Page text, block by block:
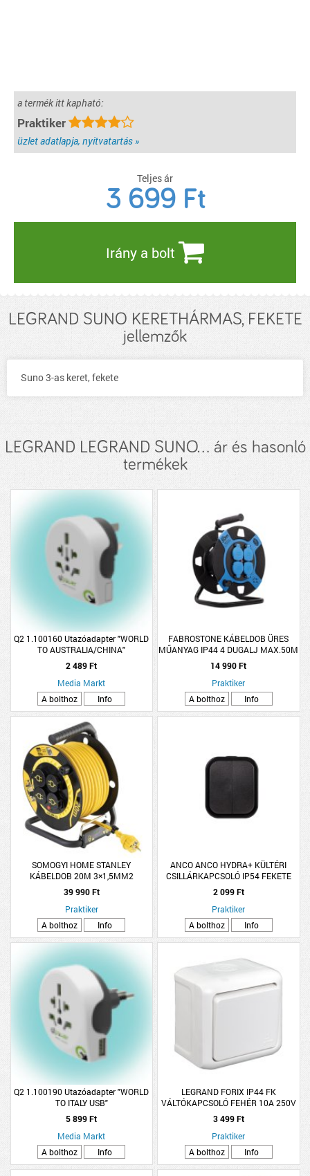
a termék itt kapható:
Praktiker
üzlet adatlapja, nyitvatartás »
Teljes ár
3 699 Ft
Irány a bolt
LEGRAND SUNO KERETHÁRMAS, FEKETE
jellemzők
Suno 3-as keret, fekete
LEGRAND LEGRAND SUNO... ár és hasonló
termékek
Q2 1.100160 Utazóadapter "WORLD
TO AUSTRALIA/CHINA"
2 489 Ft
Media Markt
A bolthoz
Info
FABROSTONE KÁBELDOB ÜRES
MŰANYAG IP44 4 DUGALJ MAX.50M
KÁBELHEZ (303799)
14 990 Ft
Praktiker
A bolthoz
Info
SOMOGYI HOME STANLEY
KÁBELDOB 20M 3×1,5MM2
39 990 Ft
Praktiker
A bolthoz
Info
ANCO ANCO HYDRA+ KÜLTÉRI
CSILLÁRKAPCSOLÓ IP54 FEKETE
2 099 Ft
Praktiker
A bolthoz
Info
Q2 1.100190 Utazóadapter "WORLD
TO ITALY USB"
5 899 Ft
Media Markt
A bolthoz
Info
LEGRAND FORIX IP44 FK
VÁLTÓKAPCSOLÓ FEHÉR 10A 250V
3 499 Ft
Praktiker
A bolthoz
Info